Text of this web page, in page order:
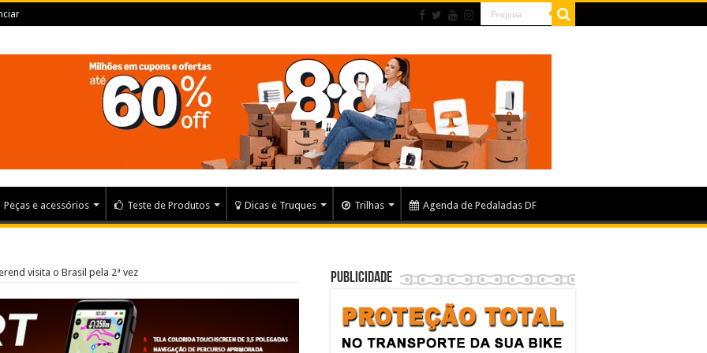
Peças e acessórios Teste de Produtos Dicas e Truques Trilhas Agenda de Pedaladas DF
visita o Brasil pela 2ª vez Publicidade